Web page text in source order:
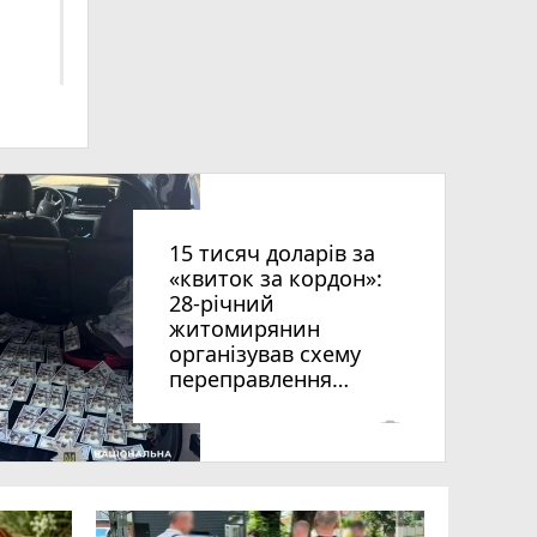
15 тисяч доларів за
«квиток за кордон»:
28-річний
житомирянин
організував схему
переправлення
віку за межі країни
photo_camera